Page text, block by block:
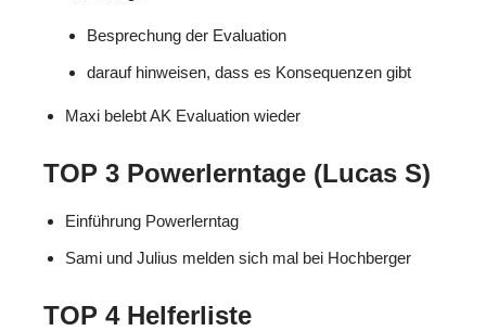
Besprechung der Evaluation
darauf hinweisen, dass es Konsequenzen gibt
Maxi belebt AK Evaluation wieder
TOP 3 Powerlerntage (Lucas S)
Einführung Powerlerntag
Sami und Julius melden sich mal bei Hochberger
TOP 4 Helferliste